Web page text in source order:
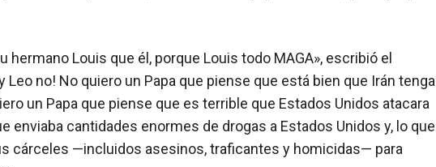
hermano Louis que él, porque Louis todo MAGA», escribió el
Leo no! No quiero un Papa que piense que está bien que Irán tenga
un Papa que piense que es terrible que Estados Unidos atacara
enviaba cantidades enormes de drogas a Estados Unidos y, lo que
cárceles —incluidos asesinos, traficantes y homicidas— para